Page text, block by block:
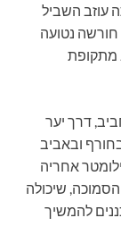
עוזב השביל
חורשה נטועה
מתקופת
דרך יער
ובאביב
אחריה
שיכולה
להמשיך